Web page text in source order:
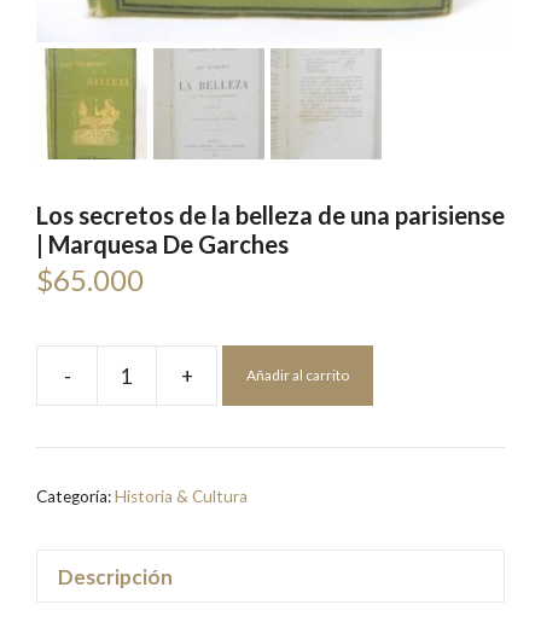
Los secretos de la belleza de una parisiense
| Marquesa De Garches
$65.000
-
de
belleza
+ Añadir al carrito
Categoría:Historia & Cultura
Descripción